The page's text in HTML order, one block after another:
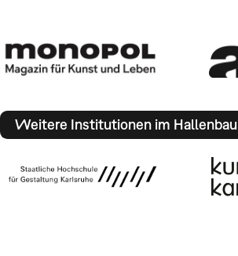
Weitere Institutionen im Hallenbau